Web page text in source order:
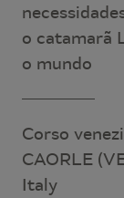
o catamarã
o mundo
Corso
CAORLE
Italy